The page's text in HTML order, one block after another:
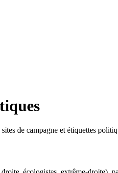
de campagne et étiquettes